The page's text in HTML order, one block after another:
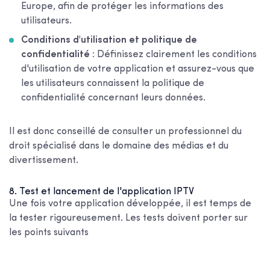
Europe, afin de protéger les informations des
utilisateurs.
Conditions d'utilisation et politique de
confidentialité : Définissez clairement les conditions
d'utilisation de votre application et assurez-vous que
les utilisateurs connaissent la politique de
confidentialité concernant leurs données.
Il est donc conseillé de consulter un professionnel du
droit spécialisé dans le domaine des médias et du
divertissement.
8. Test et lancement de l'application IPTV
Une fois votre application développée, il est temps de
la tester rigoureusement. Les tests doivent porter sur
les points suivants